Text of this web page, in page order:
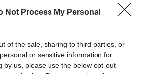
Not Process My Personal
of the sale, sharing to third parties, or
or sensitive information for
by us, please use the below opt-out
JUNHO, 2024
parte do plantel do FC